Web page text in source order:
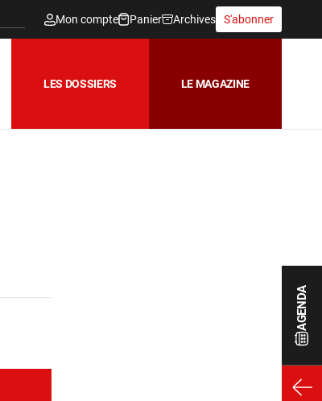
AGENDA
Mon compte Panier Archives S'abonner
LES DOSSIERS LE MAGAZINE